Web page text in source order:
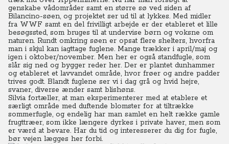
genskabe vådområder samt en større sø ved siden af
Bilancino-søen, og projektet ser ud til at lykkes. Med midler
fra WWF samt en del frivilligt arbejde er der etableret et lille
besøgssted, som bruges til at undervise børn og voksne om
naturen. Rundt omkring søen er opsat flere shelters, hvorfra
man i skjul kan iagttage fuglene. Mange trækker i april/maj og
igen i oktober/november. Men her er også standfugle, som
slår sig ned og bygger reder her. Der er plantet dunhammer
og etableret et lavvandet område, hvor frøer og andre padder
trives godt. Blandt fuglene ser vi i dag grå og hvid hejre,
svaner, diverse ænder samt blishøns.
Silvia fortæller, at man eksperimenterer med at etablere et
særligt område med duftende blomster for at tiltrække
sommerfugle, og endelig har man samlet en helt række gamle
frugttræer, som ikke længere dyrkes i private haver, men som
er værd at bevare. Har du tid og interesserer du dig for fugle,
bør vejen lægges her forbi.